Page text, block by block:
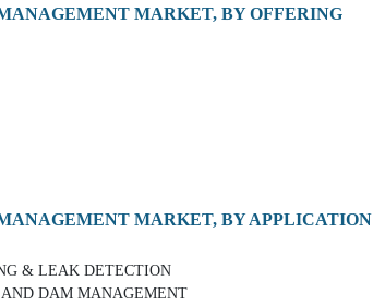
MARKET, BY OFFERING
MARKET, BY APPLICATION
& LEAK DETECTION
DAM MANAGEMENT